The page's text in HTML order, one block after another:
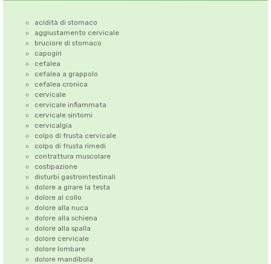
acidità di stomaco
aggiustamento cervicale
bruciore di stomaco
capogiri
cefalea
cefalea a grappolo
cefalea cronica
cervicale
cervicale infiammata
cervicale sintomi
cervicalgia
colpo di frusta cervicale
colpo di frusta rimedi
contrattura muscolare
costipazione
disturbi gastrointestinali
dolore a girare la testa
dolore al collo
dolore alla nuca
dolore alla schiena
dolore alla spalla
dolore cervicale
dolore lombare
dolore mandibola